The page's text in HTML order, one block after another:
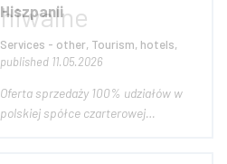
Hiszpanii
Services - other, Tourism, hotels,
published 11.05.2026
Oferta sprzedaży 100% udziałów w
polskiej spółce czarterowej